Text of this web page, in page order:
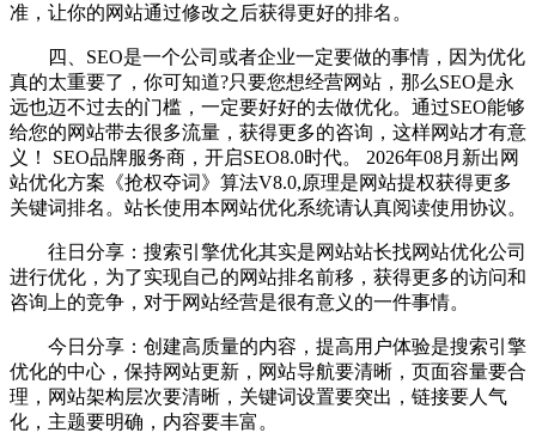
准，让你的网站通过修改之后获得更好的排名。
四、SEO是一个公司或者企业一定要做的事情，因为优化
真的太重要了，你可知道?只要您想经营网站，那么SEO是永
远也迈不过去的门槛，一定要好好的去做优化。通过SEO能够
给您的网站带去很多流量，获得更多的咨询，这样网站才有意
义！ SEO品牌服务商，开启SEO8.0时代。 2026年08月新出网
站优化方案《抢权夺词》算法V8.0,原理是网站提权获得更多
关键词排名。站长使用本网站优化系统请认真阅读使用协议。
往日分享：搜索引擎优化其实是网站站长找网站优化公司
进行优化，为了实现自己的网站排名前移，获得更多的访问和
咨询上的竞争，对于网站经营是很有意义的一件事情。
今日分享：创建高质量的内容，提高用户体验是搜索引擎
优化的中心，保持网站更新，网站导航要清晰，页面容量要合
理，网站架构层次要清晰，关键词设置要突出，链接要人气
化，主题要明确，内容要丰富。